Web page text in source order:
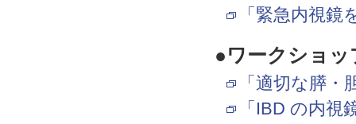
「緊急内視
●ワークショッ
「適切な膵
「IBD の内視